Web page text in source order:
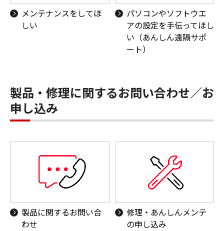
メンテナンスをしてほ
しい
パソコンやソフトウエ
アの設定を手伝ってほし
い（あんしん遠隔サポ
ート）
製品・修理に関するお問い合わせ／お
申し込み
製品に関するお問い合
わせ
修理・あんしんメンテ
の申し込み